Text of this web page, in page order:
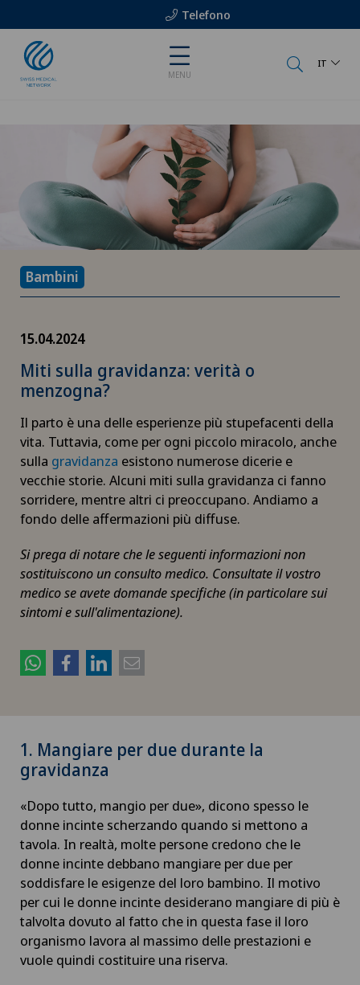
Telefono
MENU
IT
Bambini
15.04.2024
Miti sulla gravidanza: verità o
menzogna?
Il parto è una delle esperienze più stupefacenti della
vita. Tuttavia, come per ogni piccolo miracolo, anche
sulla gravidanza esistono numerose dicerie e
vecchie storie. Alcuni miti sulla gravidanza ci fanno
sorridere, mentre altri ci preoccupano. Andiamo a
fondo delle affermazioni più diffuse.
Si prega di notare che le seguenti informazioni non
sostituiscono un consulto medico. Consultate il vostro
medico se avete domande specifiche (in particolare sui
sintomi e sull'alimentazione).
1. Mangiare per due durante la
gravidanza
«Dopo tutto, mangio per due», dicono spesso le
donne incinte scherzando quando si mettono a
tavola. In realtà, molte persone credono che le
donne incinte debbano mangiare per due per
soddisfare le esigenze del loro bambino. Il motivo
per cui le donne incinte desiderano mangiare di più è
talvolta dovuto al fatto che in questa fase il loro
organismo lavora al massimo delle prestazioni e
vuole quindi costituire una riserva.